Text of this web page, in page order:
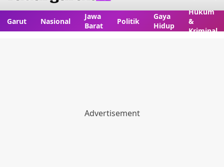
Garut Nasional
Jawa
Barat
Politik
Gaya
Hidup
Hukum
&
Kriminal